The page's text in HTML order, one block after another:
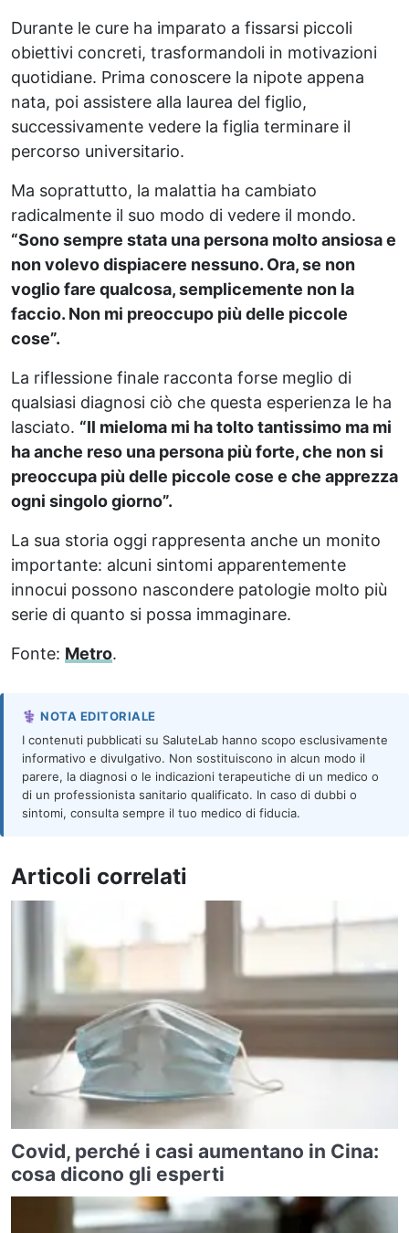
Durante le cure ha imparato a fissarsi piccoli
obiettivi concreti, trasformandoli in motivazioni
quotidiane. Prima conoscere la nipote appena
nata, poi assistere alla laurea del figlio,
successivamente vedere la figlia terminare il
percorso universitario.
Ma soprattutto, la malattia ha cambiato
radicalmente il suo modo di vedere il mondo.
“Sono sempre stata una persona molto ansiosa e
non volevo dispiacere nessuno. Ora, se non
voglio fare qualcosa, semplicemente non la
faccio. Non mi preoccupo più delle piccole
cose”.
La riflessione finale racconta forse meglio di
qualsiasi diagnosi ciò che questa esperienza le ha
lasciato. “Il mieloma mi ha tolto tantissimo ma mi
ha anche reso una persona più forte, che non si
preoccupa più delle piccole cose e che apprezza
ogni singolo giorno”.
La sua storia oggi rappresenta anche un monito
importante: alcuni sintomi apparentemente
innocui possono nascondere patologie molto più
serie di quanto si possa immaginare.
Fonte: Metro.
⚕️ NOTA EDITORIALE
I contenuti pubblicati su SaluteLab hanno scopo esclusivamente
informativo e divulgativo. Non sostituiscono in alcun modo il
parere, la diagnosi o le indicazioni terapeutiche di un medico o
di un professionista sanitario qualificato. In caso di dubbi o
sintomi, consulta sempre il tuo medico di fiducia.
Articoli correlati
Covid, perché i casi aumentano in Cina:
cosa dicono gli esperti